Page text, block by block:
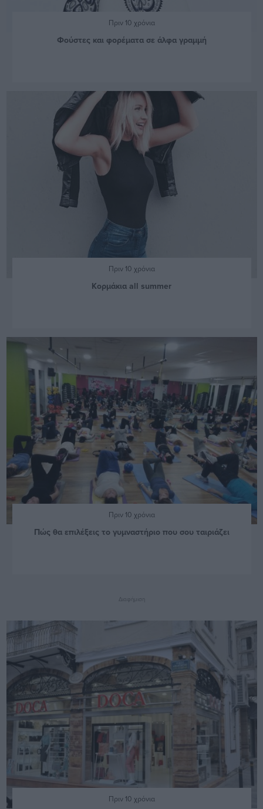
Πριν 10 χρόνια
Φούστες και φορέματα σε άλφα γραμμή
Πριν 10 χρόνια
Κορμάκια all summer
Πριν 10 χρόνια
Πώς θα επιλέξεις το γυμναστήριο που σου ταιριάζει
Διαφήμιση
Πριν 10 χρόνια